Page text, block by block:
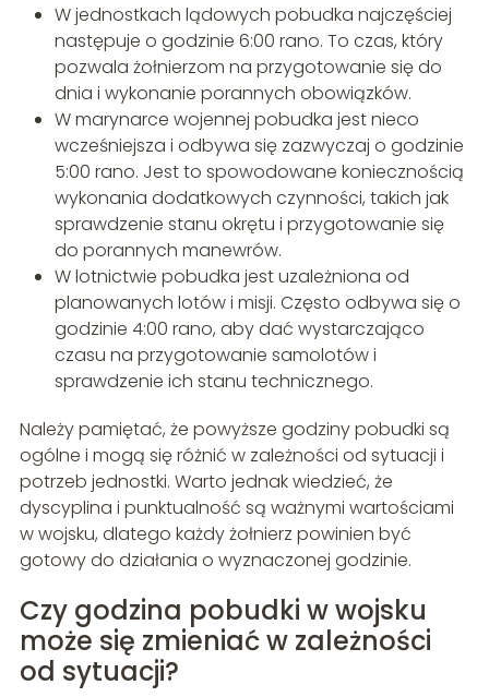
W jednostkach lądowych pobudka najczęściej
następuje o godzinie 6:00 rano. To czas, który
pozwala żołnierzom na przygotowanie się do
dnia i wykonanie porannych obowiązków.
W marynarce wojennej pobudka jest nieco
wcześniejsza i odbywa się zazwyczaj o godzinie
5:00 rano. Jest to spowodowane koniecznością
wykonania dodatkowych czynności, takich jak
sprawdzenie stanu okrętu i przygotowanie się
do porannych manewrów.
W lotnictwie pobudka jest uzależniona od
planowanych lotów i misji. Często odbywa się o
godzinie 4:00 rano, aby dać wystarczająco
czasu na przygotowanie samolotów i
sprawdzenie ich stanu technicznego.
Należy pamiętać, że powyższe godziny pobudki są
ogólne i mogą się różnić w zależności od sytuacji i
potrzeb jednostki. Warto jednak wiedzieć, że
dyscyplina i punktualność są ważnymi wartościami
w wojsku, dlatego każdy żołnierz powinien być
gotowy do działania o wyznaczonej godzinie.
Czy godzina pobudki w wojsku
może się zmieniać w zależności
od sytuacji?